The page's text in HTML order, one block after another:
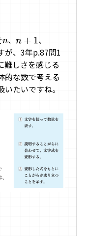
n、n+1
、
が、3年p.87問1
難しさを感じる
的な数で考える
たいですね。